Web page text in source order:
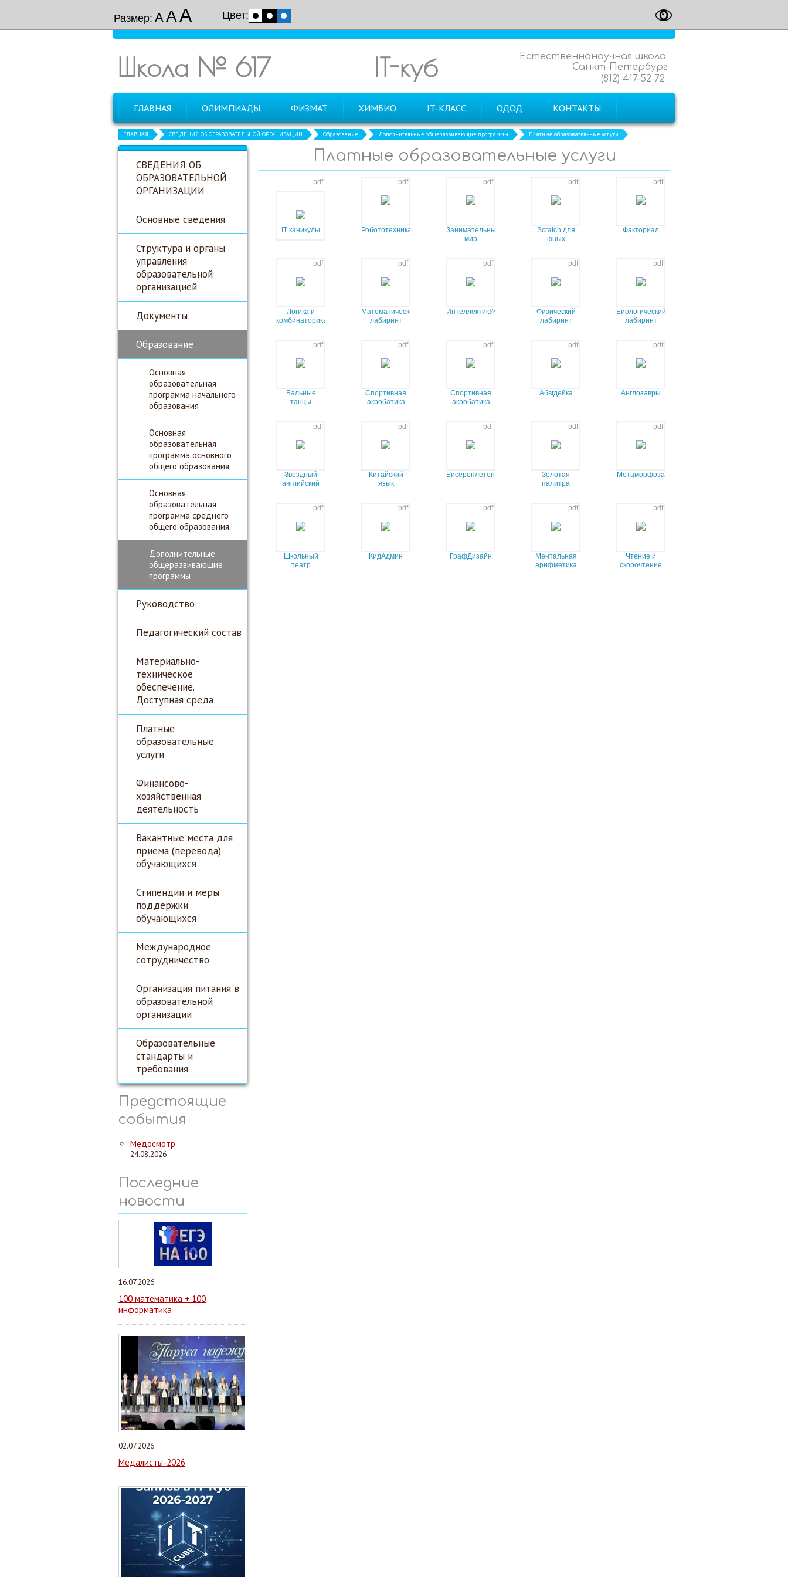
Размер: ААА Цвет:
Школа № 617
Естественнонаучная школа
Санкт-Петербург
(812) 417-52-72
IT-куб
ГЛАВНАЯ ОЛИМПИАДЫ ФИЗМАТ ХИМБИО IT-КЛАСС ОДОД КОНТАКТЫ
ГЛАВНАЯ СВЕДЕНИЯ ОБ ОБРАЗОВАТЕЛЬНОЙ ОРГАНИЗАЦИИ Образование Дополнительные общеразвивающие программы Платные образовательные услуги
СВЕДЕНИЯ ОБ
ОБРАЗОВАТЕЛЬНОЙ
ОРГАНИЗАЦИИ
Основные сведения
Структура и органы
управления
образовательной
организацией
Документы
Образование
Основная
образовательная
программа начального
образования
Основная
образовательная
программа основного
общего образования
Основная
образовательная
программа среднего
общего образования
Дополнительные
общеразвивающие
программы
Руководство
Педагогический состав
Материально-
техническое
обеспечение.
Доступная среда
Платные
образовательные
услуги
Финансово-
хозяйственная
деятельность
Вакантные места для
приема (перевода)
обучающихся
Стипендии и меры
поддержки
обучающихся
Международное
сотрудничество
Организация питания в
образовательной
организации
Образовательные
стандарты и
требования
Предстоящие
события
Медосмотр
24.08.2026
Последние
новости
16.07.2026
100 математика + 100
информатика
02.07.2026
Медалисты-2026
Платные образовательные услуги
pdf
IT каникулы
pdf
Робототехника
pdf
Занимательный
мир
pdf
Scratch для
юных
pdf
Факториал
pdf
Логика и
комбинаторика
pdf
Математический
лабиринт
pdf
ИнтеллектикУм
pdf
Физический
лабиринт
pdf
Биологический
лабиринт
pdf
Бальные
танцы
pdf
Спортивная
акробатика
pdf
Спортивная
акробатика
pdf
Абвгдейка
pdf
Англозавры
pdf
Звездный
английский
pdf
Китайский
язык
pdf
Бисероплетение
pdf
Золотая
палитра
pdf
Метаморфоза
pdf
Школьный
театр
pdf
КидАдмин
pdf
ГрафДизайн
pdf
Ментальная
арифметика
pdf
Чтение и
скорочтение